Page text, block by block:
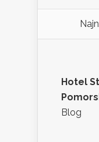
Hotel
Blog